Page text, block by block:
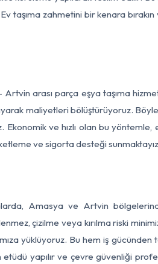
Ev taşıma zahmetini bir kenara
arası parça eşya taşıma
maliyetleri bölüştürüyoruz.
ve hızlı olan bu yöntemle,
ve sigorta desteği
Amasya ve Artvin
çizilme veya kırılma riski
yüklüyoruz. Bu hem iş
etüdü yapılır ve çevre güvenliği